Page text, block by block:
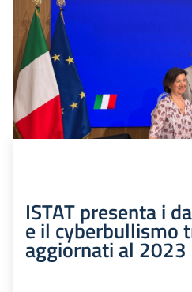
ISTAT presenta i
e il cyberbullismo
aggiornati al 2023